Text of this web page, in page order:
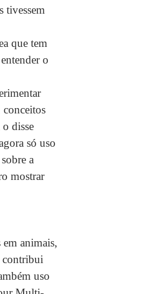
tivessem
que tem
o
conceitos
disse
só uso
a
mostrar
em animais,
contribui
uso